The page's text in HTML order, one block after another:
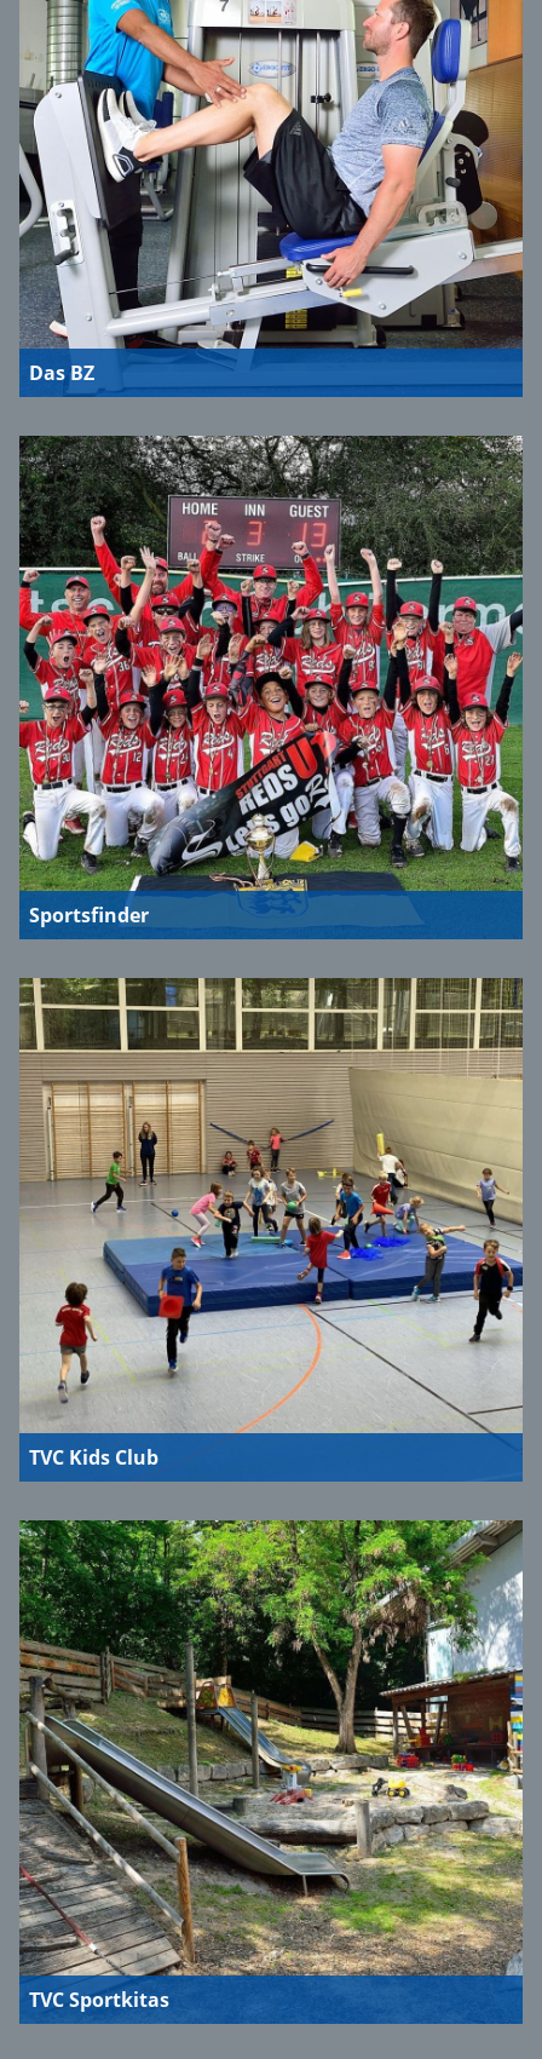
Das BZ
Sportsfinder
TVC Kids Club
TVC Sportkitas